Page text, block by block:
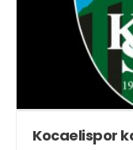
Kocaelispor